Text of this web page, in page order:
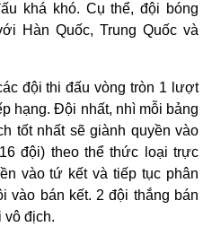
Multimedia
Video
Ảnh
khá khó. Cụ thể, đội bóng
Hàn Quốc, Trung Quốc và
đội thi đấu vòng tròn 1 lượt
hạng. Đội nhất, nhì mỗi bảng
tốt nhất sẽ giành quyền vào
đội) theo thể thức loại trực
vào tứ kết và tiếp tục phân
vào bán kết. 2 đội thắng bán
vô địch.